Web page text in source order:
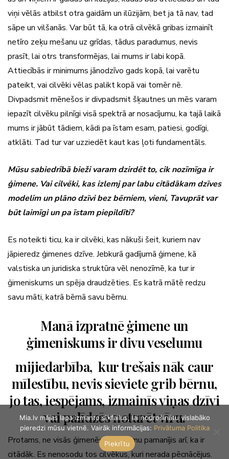
viņi vēlās atbilst otra gaidām un ilūzijām, bet ja tā nav, tad
sāpe un vilšanās. Var būt tā, ka otrā cilvēkā gribas izmainīt
netīro zeķu mešanu uz grīdas, tādus paradumus, nevis
prasīt, lai otrs transformējas, lai mums ir labi kopā.
Attiecībās ir minimums jānodzīvo gads kopā, lai varētu
pateikt, vai cilvēki vēlas palikt kopā vai tomēr nē.
Divpadsmit mēnešos ir divpadsmit šķautnes un mēs varam
iepazīt cilvēku pilnīgi visā spektrā ar nosacījumu, ka tajā laikā
mums ir jābūt tādiem, kādi pa īstam esam, patiesi, godīgi,
atklāti. Tad tur var uzziedēt kaut kas ļoti fundamentāls.
Mūsu sabiedrībā bieži varam dzirdēt to, cik nozīmīga ir
ģimene. Vai cilvēki, kas izlemj par labu citādākam dzīves
modelim un plāno dzīvi bez bērniem, vieni, Tavuprāt var
būt laimīgi un pa īstam piepildīti?
Es noteikti ticu, ka ir cilvēki, kas nākuši šeit, kuriem nav
jāpieredz ģimenes dzīve. Jebkurā gadījumā ģimene, kā
valstiska un juridiska struktūra vēl nenozīmē, ka tur ir
ģimeniskums un spēja draudzēties. Es katrā mātē redzu
savu māti, katrā bērnā savu bērnu.
Manā izpratnē ģimene un
ģimeniskums ir divu veselumu
mijiedarbība, kur trešais nāk caur
mīlestību, nevis sieviete grib bērnu,
jo tas, iespējams, izmainīs viņas dzīvi
vai palīdzēs noturēt vīru.
Protams, ne visās ģimenēs tā ir, esmu pamanījis arī, ka ir
citādāk. Es nenosodu tos cilvēkus, kuri nerada pēcnācējus.
Mia.lv mājas lapa izmanto sīkfailus, lai nodrošinātu vislabāko
pieredzi mūsu vietnē. Vairāk informācijas: Privātuma Politika
Piekrītu